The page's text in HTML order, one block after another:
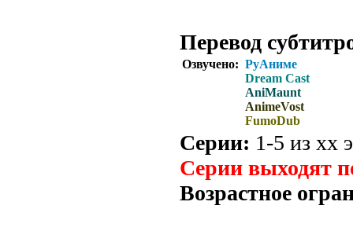
Перевод
Озвучено: РуАниме
Dream Cast
AniMaunt
AnimeVost
FumoDub
Серии: 1-5 из хх
Серии выходят
Возрастное